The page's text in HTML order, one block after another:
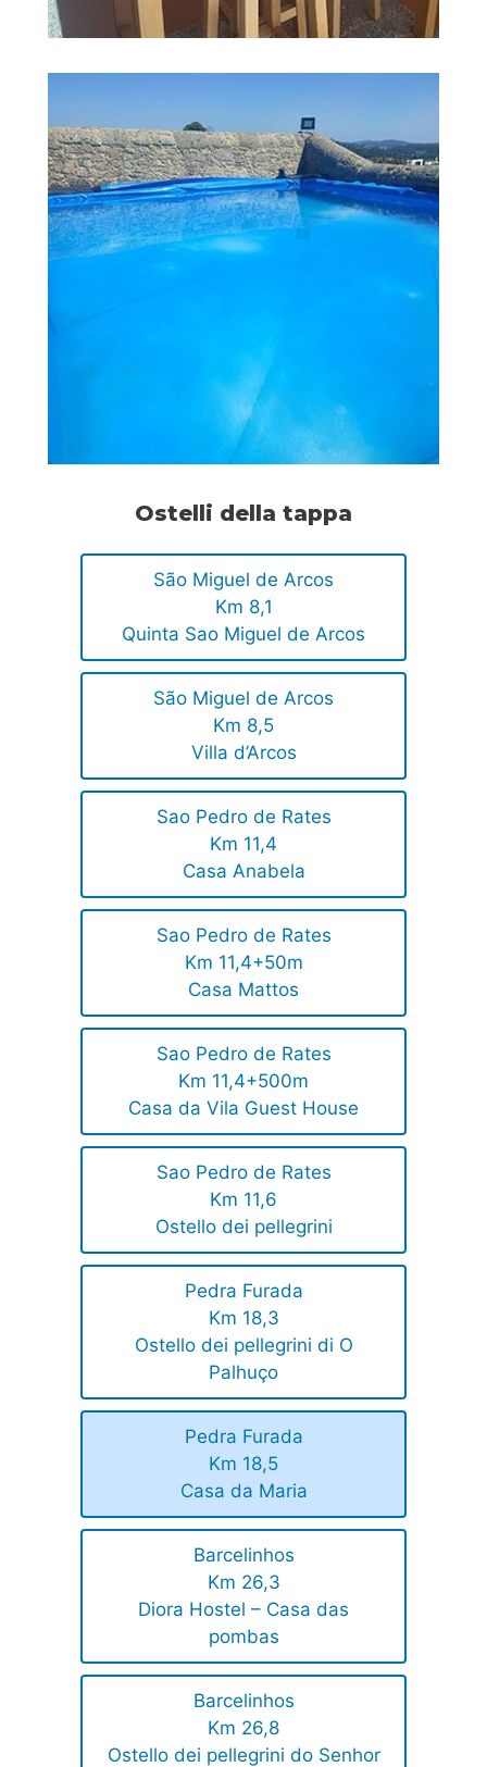
Ostelli della tappa
São Miguel de Arcos
Km 8,1
Quinta Sao Miguel de Arcos
São Miguel de Arcos
Km 8,5
Villa d’Arcos
Sao Pedro de Rates
Km 11,4
Casa Anabela
Sao Pedro de Rates
Km 11,4+50m
Casa Mattos
Sao Pedro de Rates
Km 11,4+500m
Casa da Vila Guest House
Sao Pedro de Rates
Km 11,6
Ostello dei pellegrini
Pedra Furada
Km 18,3
Ostello dei pellegrini di O
Palhuço
Pedra Furada
Km 18,5
Casa da Maria
Barcelinhos
Km 26,3
Diora Hostel – Casa das
pombas
Barcelinhos
Km 26,8
Ostello dei pellegrini do Senhor